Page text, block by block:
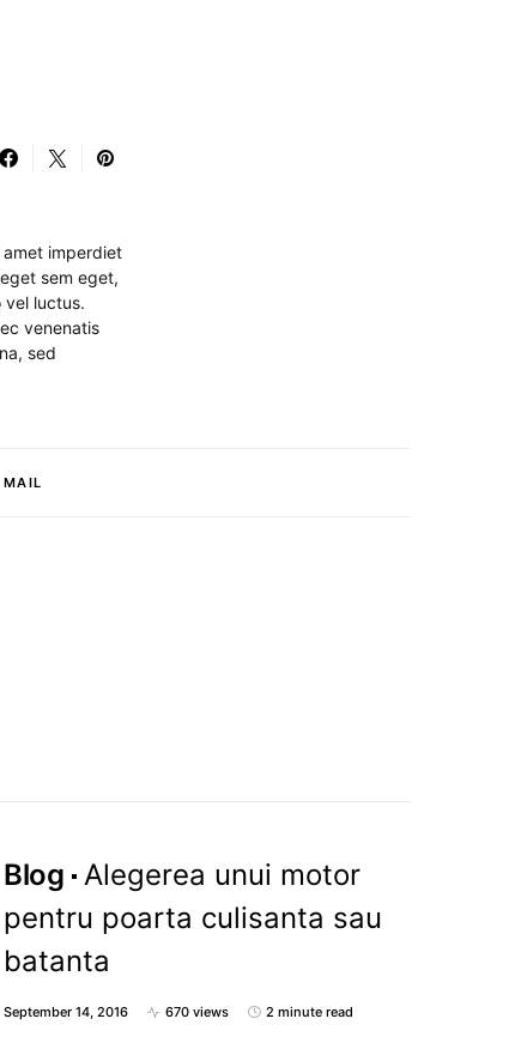
imperdiet
sem eget,
vel luctus.
venenatis
sed
MAIL
Blog Alegerea unui motor
pentru poarta culisanta sau
batanta
September 14, 2016 670 views 2 minute read